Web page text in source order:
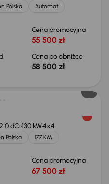
Polska
Automat
Cena promocyjna
55 500 zł
Cena po obniżce
58 500 zł
2.0 dCi130 kW4x4
Polska
177 KM
Cena promocyjna
67 500 zł